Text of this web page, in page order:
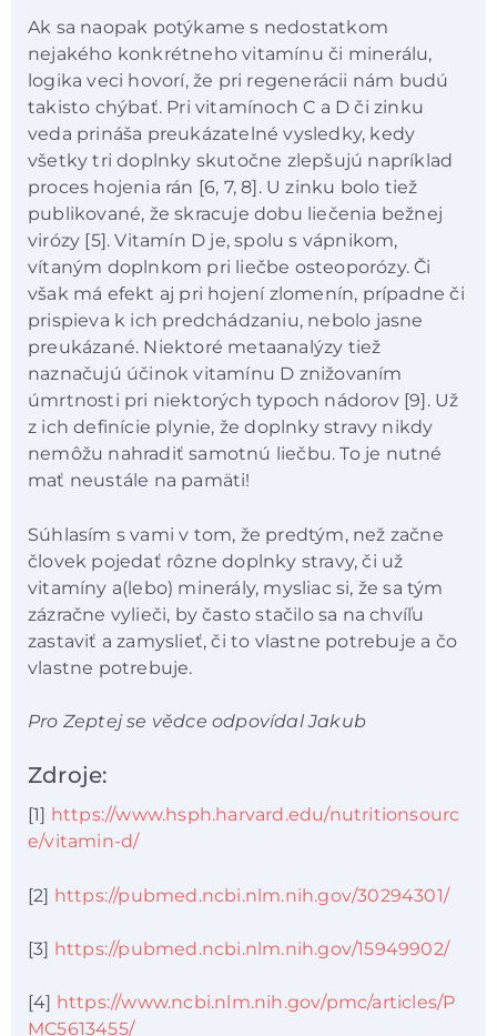
Ak sa naopak potýkame s nedostatkom
nejakého konkrétneho vitamínu či minerálu,
logika veci hovorí, že pri regenerácii nám budú
takisto chýbať. Pri vitamínoch C a D či zinku
veda prináša preukázatelné vysledky, kedy
všetky tri doplnky skutočne zlepšujú napríklad
proces hojenia rán [6, 7, 8]. U zinku bolo tiež
publikované, že skracuje dobu liečenia bežnej
virózy [5]. Vitamín D je, spolu s vápnikom,
vítaným doplnkom pri liečbe osteoporózy. Či
však má efekt aj pri hojení zlomenín, prípadne či
prispieva k ich predchádzaniu, nebolo jasne
preukázané. Niektoré metaanalýzy tiež
naznačujú účinok vitamínu D znižovaním
úmrtnosti pri niektorých typoch nádorov [9]. Už
z ich definície plynie, že doplnky stravy nikdy
nemôžu nahradiť samotnú liečbu. To je nutné
mať neustále na pamäti!
Súhlasím s vami v tom, že predtým, než začne
človek pojedať rôzne doplnky stravy, či už
vitamíny a(lebo) minerály, mysliac si, že sa tým
zázračne vylieči, by často stačilo sa na chvíľu
zastaviť a zamyslieť, či to vlastne potrebuje a čo
vlastne potrebuje.
Pro Zeptej se vědce odpovídal Jakub
Zdroje:
[1] https://www.hsph.harvard.edu/nutritionsourc
e/vitamin-d/
[2] https://pubmed.ncbi.nlm.nih.gov/30294301/
[3] https://pubmed.ncbi.nlm.nih.gov/15949902/
[4] https://www.ncbi.nlm.nih.gov/pmc/articles/P
MC5613455/